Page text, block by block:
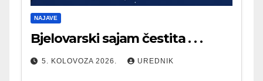
NAJAVE
Bjelovarski sajam čestita . . .
5. KOLOVOZA 2026. UREDNIK